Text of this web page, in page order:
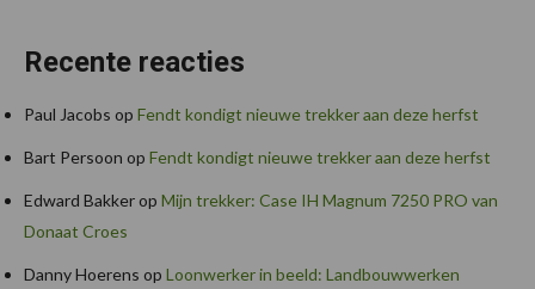
Recente reacties
Paul Jacobs op Fendt kondigt nieuwe trekker aan deze herfst
Bart Persoon op Fendt kondigt nieuwe trekker aan deze herfst
Edward Bakkerop Mijn trekker: Case IH Magnum 7250 PRO van
Donaat Croes
Danny Hoerens op Loonwerker in beeld: Landbouwwerken